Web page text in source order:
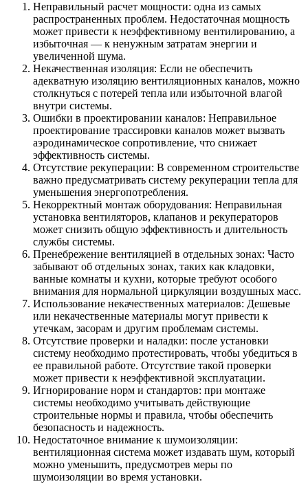
Неправильный расчет мощности: одна из самых
распространенных проблем. Недостаточная мощность
может привести к неэффективному вентилированию, а
избыточная — к ненужным затратам энергии и
увеличенной шума.
Некачественная изоляция: Если не обеспечить
адекватную изоляцию вентиляционных каналов, можно
столкнуться с потерей тепла или избыточной влагой
внутри системы.
Ошибки в проектировании каналов: Неправильное
проектирование трассировки каналов может вызвать
аэродинамическое сопротивление, что снижает
эффективность системы.
Отсутствие рекуперации: В современном строительстве
важно предусматривать систему рекуперации тепла для
уменьшения энергопотребления.
Некорректный монтаж оборудования: Неправильная
установка вентиляторов, клапанов и рекуператоров
может снизить общую эффективность и длительность
службы системы.
Пренебрежение вентиляцией в отдельных зонах: Часто
забывают об отдельных зонах, таких как кладовки,
ванные комнаты и кухни, которые требуют особого
внимания для нормальной циркуляции воздушных масс.
Использование некачественных материалов: Дешевые
или некачественные материалы могут привести к
утечкам, засорам и другим проблемам системы.
Отсутствие проверки и наладки: после установки
систему необходимо протестировать, чтобы убедиться в
ее правильной работе. Отсутствие такой проверки
может привести к неэффективной эксплуатации.
Игнорирование норм и стандартов: при монтаже
системы необходимо учитывать действующие
строительные нормы и правила, чтобы обеспечить
безопасность и надежность.
Недостаточное внимание к шумоизоляции:
вентиляционная система может издавать шум, который
можно уменьшить, предусмотрев меры по
шумоизоляции во время установки.